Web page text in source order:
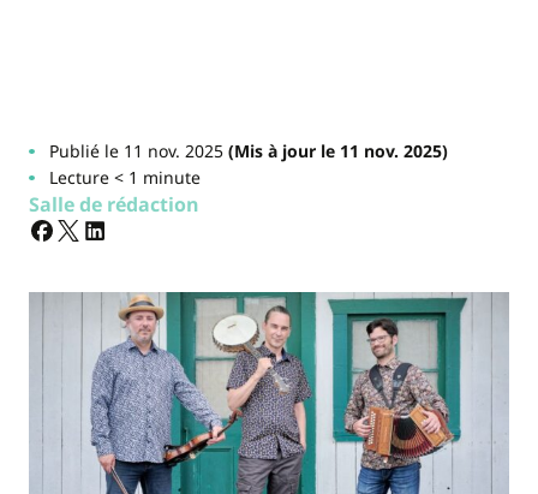
Publié le 11 nov. 2025(Mis à jour le 11 nov. 2025)
Lecture < 1 minute
Salle de rédaction